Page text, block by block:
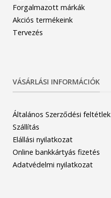
Forgalmazott márkák
Akciós termékeink
Tervezés
VÁSÁRLÁSI INFORMÁCIÓK
Általános Szerződési feltétlek
Szállítás
Elállási nyilatkozat
Online bankkártyás fizetés
Adatvédelmi nyilatkozat